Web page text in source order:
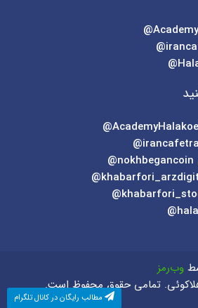
nokhbegancoin@
وب‌رمز
مطالب رایگان در کانال تلگرام